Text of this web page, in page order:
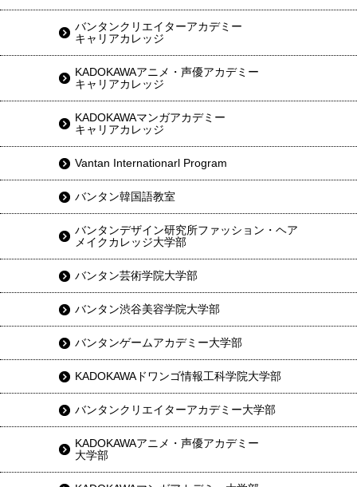
バンタンクリエイターアカデミー
キャリアカレッジ
KADOKAWAアニメ・声優アカデミー
キャリアカレッジ
KADOKAWAマンガアカデミー
キャリアカレッジ
Vantan Internationarl Program
バンタン韓国語教室
バンタンデザイン研究所ファッション・ヘア
メイクカレッジ大学部
バンタン芸術学院大学部
バンタン渋谷美容学院大学部
バンタンゲームアカデミー大学部
KADOKAWAドワンゴ情報工科学院大学部
バンタンクリエイターアカデミー大学部
KADOKAWAアニメ・声優アカデミー
大学部